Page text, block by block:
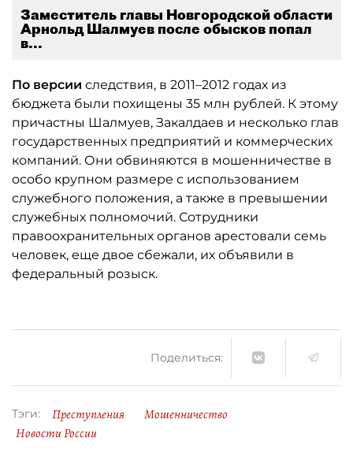
Заместитель главы Новгородской области
Арнольд Шалмуев после обысков попал
в...
По версии следствия, в 2011–2012 годах из
бюджета были похищены 35 млн рублей. К этому
причастны Шалмуев, Закалдаев и несколько глав
государственных предприятий и коммерческих
компаний. Они обвиняются в мошенничестве в
особо крупном размере с использованием
служебного положения, а также в превышении
служебных полномочий. Сотрудники
правоохранительных органов арестовали семь
человек, еще двое сбежали, их объявили в
федеральный розыск.
Поделиться:
Тэги: Преступления
Мошенничество
Новости России